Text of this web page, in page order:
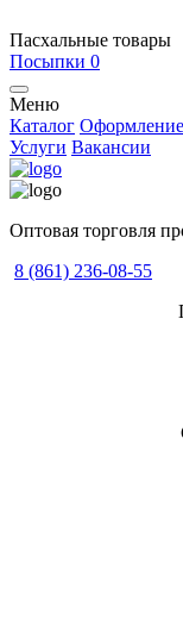
Пасхальные товары
Посыпки 0
Меню
Каталог Оформление
Услуги Вакансии
Оптовая торговля
8 (861) 236-08-55